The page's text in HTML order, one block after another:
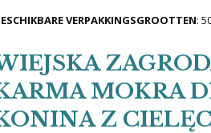
VERPAKKINGSGROOTTEN:
MOKRA
Z